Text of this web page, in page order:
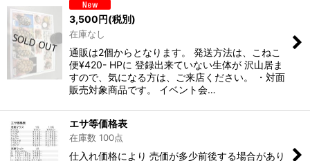
並び順:
絞り込む
3,500円(税別)
在庫なし
通販は2個からとなります。 発送方法は、こねこ
便¥420- HPに 登録出来ていない生体が 沢山居ま
すので、気になる方は、ご来店ください。 ・対面
販売対象商品です。 イベント会…
エサ等価格表
在庫数 100点
仕入れ価格により 売価が多少前後する場合があり